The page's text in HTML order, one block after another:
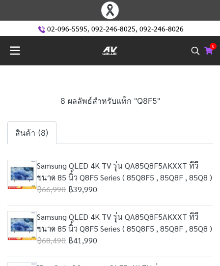
02-096-5595, 092-246-8025, 092-246-8026
0
8 ผลลัพธ์สำหรับแท็ก "Q8F5"
สินค้า (8)
Samsung QLED 4K TV รุ่น QA85Q8F5AKXXT ทีวี
ขนาด 85 นิ้ว Q8F5 Series ( 85Q8F5 , 85Q8F , 85Q8 )
฿66,990 ฿39,990
Samsung QLED 4K TV รุ่น QA85Q8F5AKXXT ทีวี
ขนาด 85 นิ้ว Q8F5 Series ( 85Q8F5 , 85Q8F , 85Q8 )
฿68,490 ฿41,990